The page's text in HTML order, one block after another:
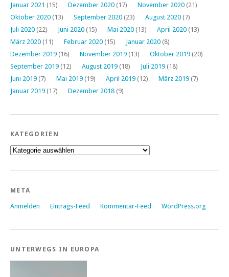
Januar 2021 (15) Dezember 2020 (17) November 2020 (21)
Oktober 2020 (13) September 2020 (23) August 2020 (7)
Juli 2020 (22) Juni 2020 (15) Mai 2020 (13) April 2020 (13)
März 2020 (11) Februar 2020 (15) Januar 2020 (8)
Dezember 2019 (16) November 2019 (13) Oktober 2019 (20)
September 2019 (12) August 2019 (18) Juli 2019 (18)
Juni 2019 (7) Mai 2019 (19) April 2019 (12) März 2019 (7)
Januar 2019 (17) Dezember 2018 (9)
KATEGORIEN
Kategorien
META
Anmelden Eintrags-Feed Kommentar-Feed WordPress.org
UNTERWEGS IN EUROPA